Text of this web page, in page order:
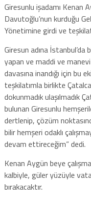
Giresunlu işadamı Kenan
Davutoğlu’nun kurduğu
Yönetimine girdi ve
Giresun adına
yapan ve maddi ve
davasına inandığı için bu
teşkilatımla birlikte
dokunmadık ulaşılmadık
bulunan Giresunlu
dertlenip, çözüm
bilir hemşeri odaklı
devam ettireceğim” dedi.
Kenan Aygün beye
kalbiyle, güler yüzüyle
bırakacaktır.